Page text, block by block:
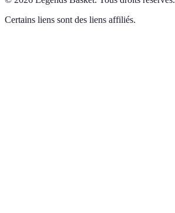
Certains liens sont des liens affiliés.